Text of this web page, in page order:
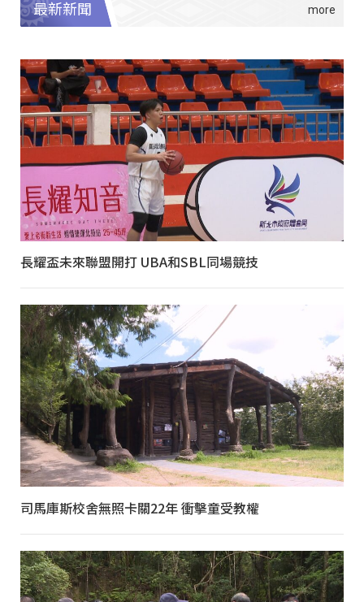
最新新聞
長耀盃未來聯盟開打 UBA和SBL同場競技
司馬庫斯校舍無照卡關22年 衝擊童受教權